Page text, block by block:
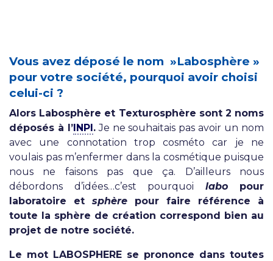
Vous avez déposé le nom »Labosphère »
pour votre société, pourquoi avoir choisi
celui-ci ?
Alors Labosphère et Texturosphère sont 2 noms
déposés à l’INPI.Je ne souhaitais pas avoir un nom
avec une connotation trop cosméto car je ne
voulais pas m’enfermer dans la cosmétique puisque
nous ne faisons pas que ça. D’ailleurs nous
débordons d’idées…c’est pourquoi labopour
laboratoire et sphère pour faire référence à
toute la sphère de création correspond bien au
projet de notre société.
Le mot LABOSPHERE se prononce dans toutes